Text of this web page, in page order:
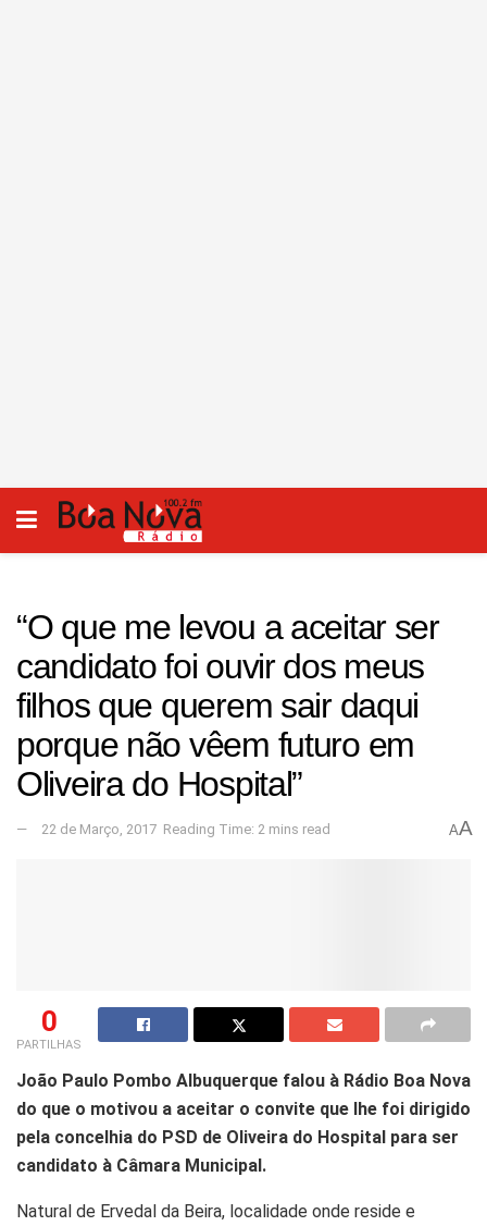
“O que me levou a aceitar ser
candidato foi ouvir dos meus
filhos que querem sair daqui
porque não vêem futuro em
Oliveira do Hospital”
22 de Março, 2017 Reading Time: 2 mins read AA
0
PARTILHAS
João Paulo Pombo Albuquerque falou à Rádio Boa Nova
do que o motivou a aceitar o convite que lhe foi dirigido
pela concelhia do PSD de Oliveira do Hospital para ser
candidato à Câmara Municipal.
Natural de Ervedal da Beira, localidade onde reside e